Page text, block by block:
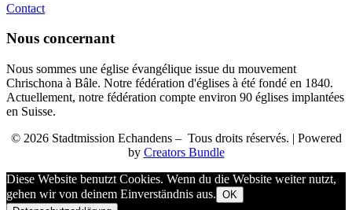
Contact
Nous concernant
Nous sommes une église évangélique issue du mouvement
Chrischona à Bâle. Notre fédération d'églises à été fondé en 1840.
Actuellement, notre fédération compte environ 90 églises implantées
en Suisse.
© 2026 Stadtmission Echandens – Tous droits réservés. | Powered
by Creators Bundle
Diese Website benutzt Cookies. Wenn du die Website weiter nutzt,
gehen wir von deinem Einverständnis aus. OK